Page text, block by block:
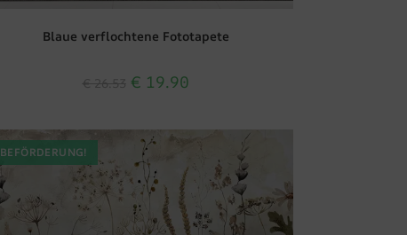
Blaue verflochtene Fototapete
€ 19.90
BEFÖRDERUNG!